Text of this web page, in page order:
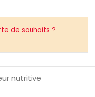
de souhaits ?
nutritive